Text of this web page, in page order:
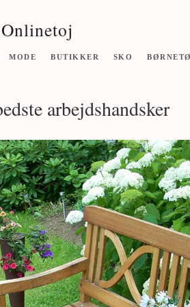
Onlinetoj
MODE BUTIKKER SKO
arbejdshandsker